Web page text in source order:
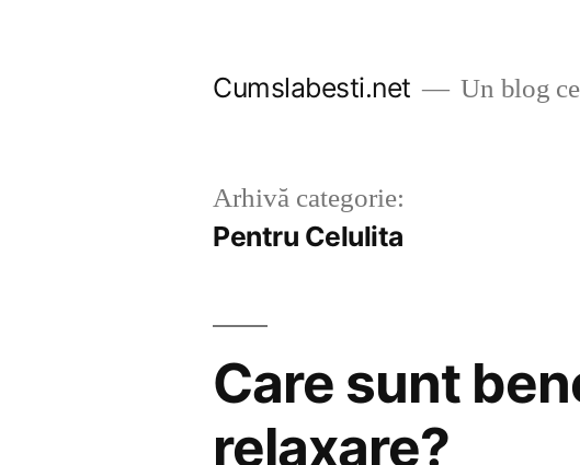
Cumslabesti.net Un blog
Arhivă categorie:
Pentru Celulita
Care sunt
relaxare?